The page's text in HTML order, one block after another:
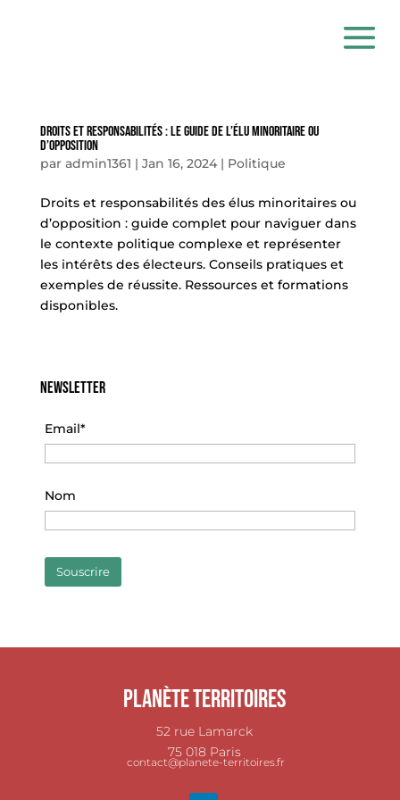
Droits Et Responsabilités : Le Guide De L’Élu Minoritaire Ou
D’Opposition
par admin1361 | Jan 16, 2024| Politique
Droits et responsabilités des élus minoritaires ou
d’opposition : guide complet pour naviguer dans
le contexte politique complexe et représenter
les intérêts des électeurs. Conseils pratiques et
exemples de réussite. Ressources et formations
disponibles.
Newsletter
Email*
Nom
Planète Territoires
52 rue Lamarck
75 018 Paris
contact@planete-territoires.fr